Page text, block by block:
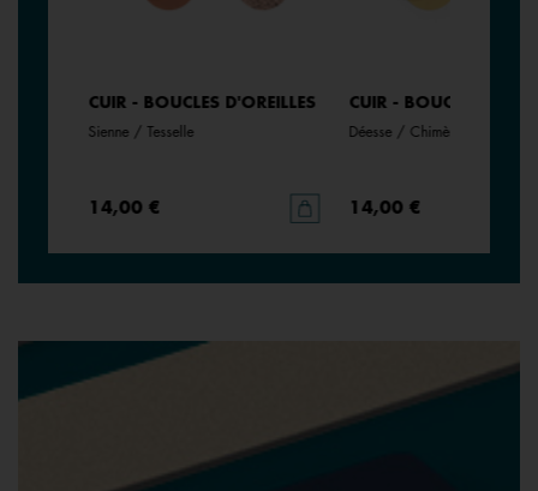
CUIR - BOUCLES D'OREILLES
Sienne / Tesselle
14,00 €
CUIR - BOUCLES
Déesse / Chimère
14,00 €